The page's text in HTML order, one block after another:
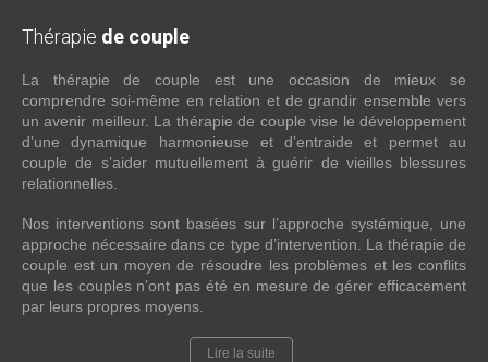
Thérapie de couple
La thérapie de couple est une occasion de mieux se
comprendre soi-même en relation et de grandir ensemble vers
un avenir meilleur. La thérapie de couple vise le développement
d’une dynamique harmonieuse et d’entraide et permet au
couple de s’aider mutuellement à guérir de vieilles blessures
relationnelles.
Nos interventions sont basées sur l’approche systémique, une
approche nécessaire dans ce type d’intervention. La thérapie de
couple est un moyen de résoudre les problèmes et les conflits
que les couples n’ont pas été en mesure de gérer efficacement
par leurs propres moyens.
Lire la suite